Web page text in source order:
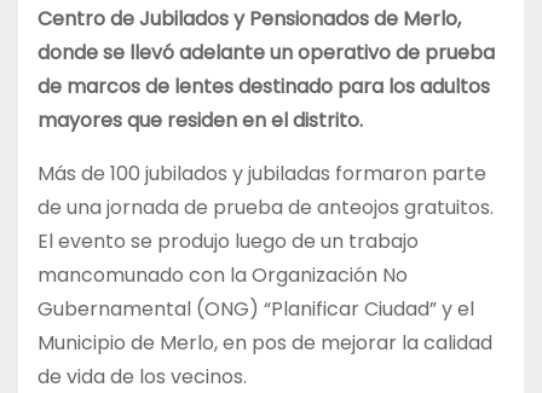
Centro de Jubilados y Pensionados de Merlo,
donde se llevó adelante un operativo de prueba
de marcos de lentes destinado para los adultos
mayores que residen en el distrito.
Más de 100 jubilados y jubiladas formaron parte
de una jornada de prueba de anteojos gratuitos.
El evento se produjo luego de un trabajo
mancomunado con la Organización No
Gubernamental (ONG) “Planificar Ciudad” y el
Municipio de Merlo, en pos de mejorar la calidad
de vida de los vecinos.